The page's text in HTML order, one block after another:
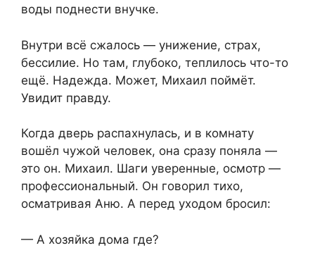
воды поднести внучке.
Внутри всё сжалось — унижение, страх,
бессилие. Но там, глубоко, теплилось что-то
ещё. Надежда. Может, Михаил поймёт.
Увидит правду.
Когда дверь распахнулась, и в комнату
вошёл чужой человек, она сразу поняла —
это он. Михаил. Шаги уверенные, осмотр —
профессиональный. Он говорил тихо,
осматривая Аню. А перед уходом бросил:
— А хозяйка дома где?